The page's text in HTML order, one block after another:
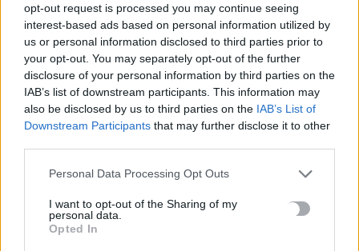
opt-out request is processed you may continue seeing
interest-based ads based on personal information utilized by
us or personal information disclosed to third parties prior to
your opt-out. You may separately opt-out of the further
disclosure of your personal information by third parties on the
IAB’s list of downstream participants. This information may
also be disclosed by us to third parties on the IAB’s List of
Downstream Participants that may further disclose it to other
Personal Data Processing Opt Outs
I want to opt-out of the Sharing of my
personal data.
Opted In
7 Αυγούστου, 2026
Σοβαρή καταγγελία: Τουρίστας στην Κρήτη επιχείρησε να
χρηματίσει υπάλληλο για να του επιτρέψει να ασελγήσει σε
ανήλικη
7 Αυγούστου, 2026
7 Αυγούστου, 2026